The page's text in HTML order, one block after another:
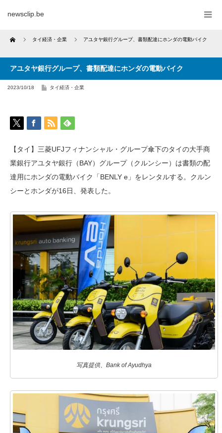
newsclip.be
Home タイ経済・企業 アユタヤ銀行グループ、書類配達にホンダの電動バイク
アユタヤ銀行グループ、書類配達にホンダの電動バイク
2023/10/18 タイ経済・企業
【タイ】三菱UFJフィナンシャル・グループ傘下のタイの大手商
業銀行アユタヤ銀行（BAY）グループ（クルンシー）は書類の配
達用にホンダの電動バイク「BENLY e」をレンタルする。クルン
シーとホンダが16日、発表した。
写真提供、Bank of Ayudhya